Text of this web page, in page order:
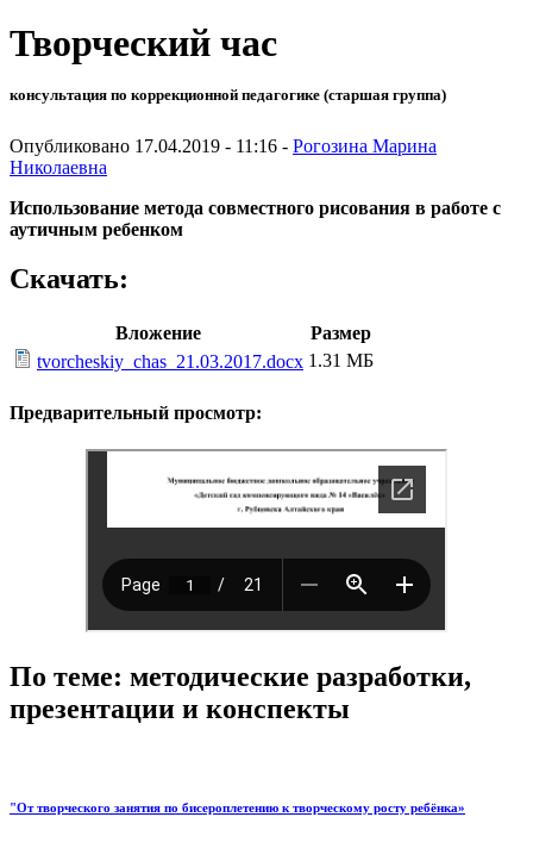
Творческий час
консультация по коррекционной педагогике (старшая группа)
Опубликовано 17.04.2019 - 11:16 - Рогозина Марина
Николаевна
Использование метода совместного рисования в работе с
аутичным ребенком
Скачать:
Вложение
Размер
tvorcheskiy_chas_21.03.2017.docx 1.31 МБ
Предварительный просмотр:
По теме: методические разработки,
презентации и конспекты
"От творческого занятия по бисероплетению к творческому росту ребёнка»